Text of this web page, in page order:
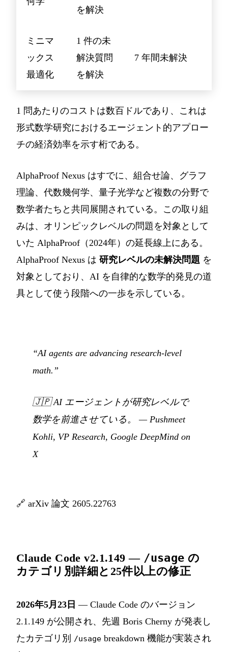
を解決
ミニマ
ックス
最適化
1 件の未
解決質問
を解決
7 年間未解決
1 問あたりのコストは数百ドルであり、これは
形式数学研究におけるエージェント的アプロー
チの経済効率を示す桁である。
AlphaProof Nexus はすでに、組合せ論、グラフ
理論、代数幾何学、量子光学など複数の分野で
数学者たちと共同展開されている。この取り組
みは、オリンピックレベルの問題を対象として
いた AlphaProof（2024年）の延長線上にある。
AlphaProof Nexus は 研究レベルの未解決問題 を
対象としており、AI を自律的な数学的発見の道
具として使う段階への一歩を示している。
“AI agents are advancing research-level
math.”
🇯🇵AI エージェントが研究レベルで
数学を前進させている。
— Pushmeet
Kohli, VP Research, Google DeepMind on
X
🔗 arXiv 論文 2605.22763
Claude Code v2.1.149 — /usage の
カテゴリ別詳細と25件以上の修正
2026年5月23日 — Claude Code のバージョン
2.1.149 が公開され、先週 Boris Cherny が発表し
たカテゴリ別
/usage breakdown 機能が実装され